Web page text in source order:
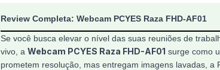
Análise do produtoWebcam Pcyes Raza Fhd-
Review Completa: Webcam PCYES Raza FHD-AF01
Se você busca elevar o nível das suas reuniões de
vivo, a Webcam PCYES Raza FHD-AF01 surge como
prometem resolução, mas entregam imagens lavadas,